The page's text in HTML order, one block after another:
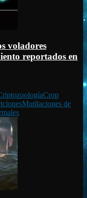
voladores
reportados en
Crop
Mutilaciones de